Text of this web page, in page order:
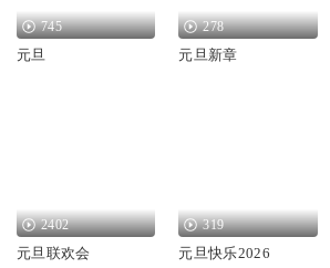
745
元旦
278
元旦新章
2402
元旦联欢会
319
元旦快乐2026